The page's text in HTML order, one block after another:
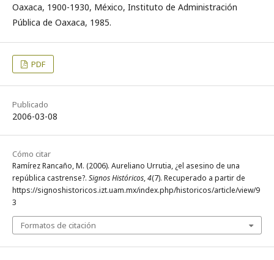
Oaxaca, 1900-1930, México, Instituto de Administración
Pública de Oaxaca, 1985.
PDF
Publicado
2006-03-08
Cómo citar
Ramírez Rancaño, M. (2006). Aureliano Urrutia, ¿el asesino de una
república castrense?. Signos Históricos,4(7). Recuperado a partir de
https://signoshistoricos.izt.uam.mx/index.php/historicos/article/view/9
3
Formatos de citación